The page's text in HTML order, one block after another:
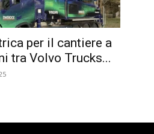
per il cantiere a
tra Volvo Trucks...